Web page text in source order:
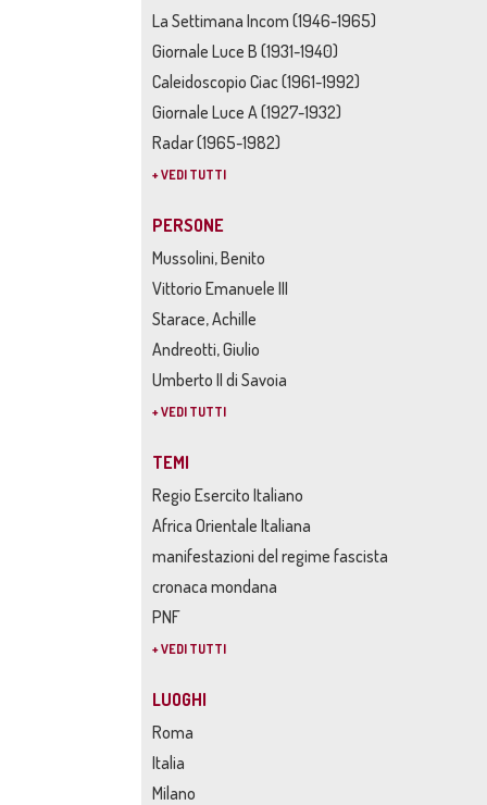
La Settimana Incom (1946-1965)
Giornale Luce B (1931-1940)
Caleidoscopio Ciac (1961-1992)
Giornale Luce A (1927-1932)
Radar (1965-1982)
+ VEDI TUTTI
PERSONE
Mussolini, Benito
Vittorio Emanuele III
Starace, Achille
Andreotti, Giulio
Umberto II di Savoia
+ VEDI TUTTI
TEMI
Regio Esercito Italiano
Africa Orientale Italiana
manifestazioni del regime fascista
cronaca mondana
PNF
+ VEDI TUTTI
LUOGHI
Roma
Italia
Milano